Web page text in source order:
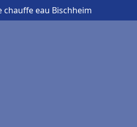
eau Bischheim